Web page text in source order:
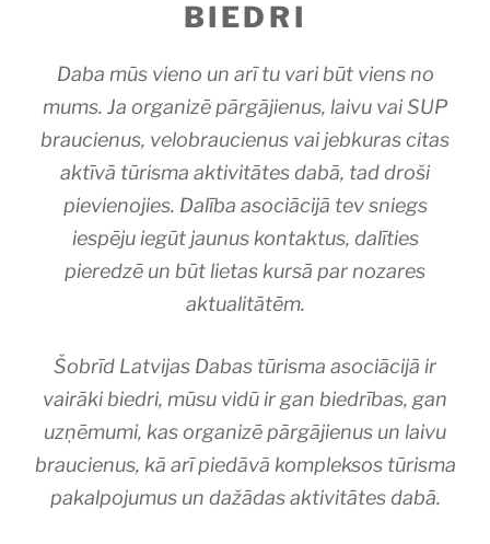
BIEDRI
Daba mūs vieno un arī tu vari būt viens no
mums. Ja organizē pārgājienus, laivu vai SUP
braucienus, velobraucienus vai jebkuras citas
aktīvā tūrisma aktivitātes dabā, tad droši
pievienojies. Dalība asociācijā tev sniegs
iespēju iegūt jaunus kontaktus, dalīties
pieredzē un būt lietas kursā par nozares
aktualitātēm.
Šobrīd Latvijas Dabas tūrisma asociācijā ir
vairāki biedri, mūsu vidū ir gan biedrības, gan
uzņēmumi, kas organizē pārgājienus un laivu
braucienus, kā arīpiedāvā kompleksos tūrisma
pakalpojumusun dažādas aktivitātes dabā.